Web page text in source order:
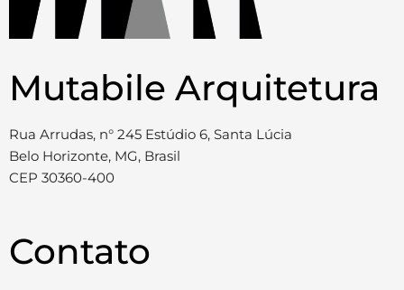
Mutabile Arquitetura
Rua Arrudas, n° 245 Estúdio 6, Santa Lúcia
Belo Horizonte, MG, Brasil
CEP 30360-400
Contato